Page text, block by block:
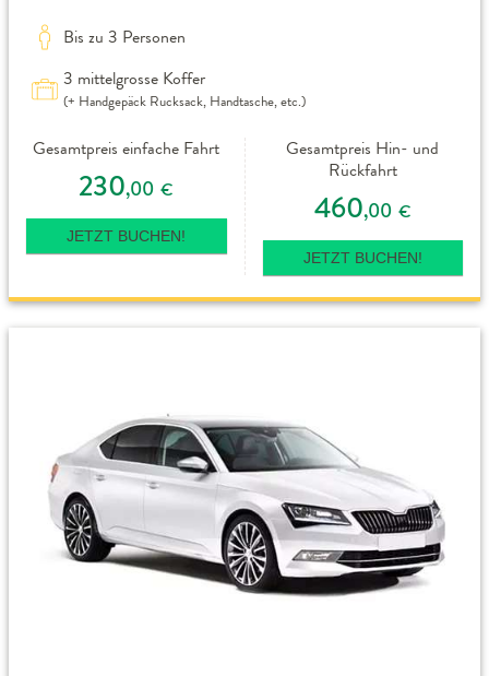
Bis zu 3 Personen
3 mittelgrosse Koffer
(+ Handgepäck Rucksack, Handtasche, etc.)
Gesamtpreis einfache Fahrt
230,00 €
JETZT BUCHEN!
Gesamtpreis Hin- und
Rückfahrt
460,00 €
JETZT BUCHEN!